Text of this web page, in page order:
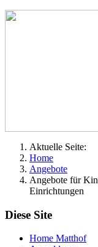
Aktuelle Seite:
Home
Angebote
Angebote für
Einrichtungen
Diese Site
Home Matthof